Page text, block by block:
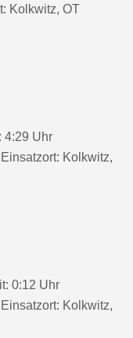
Kolkwitz, OT
4:29 Uhr
Kolkwitz,
0:12 Uhr
Kolkwitz,